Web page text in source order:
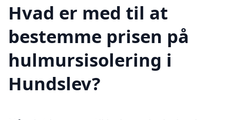
Hvad er med til at
bestemme prisen på
hulmursisolering i
Hundslev?